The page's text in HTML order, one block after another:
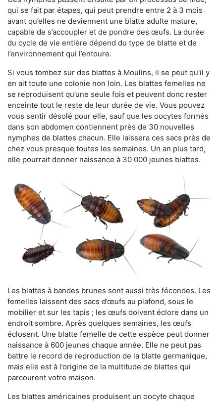
qui se fait par étapes, qui peut prendre entre 2 à 3 mois
avant qu’elles ne deviennent une blatte adulte mature,
capable de s’accoupler et de pondre des œufs. La durée
du cycle de vie entière dépend du type de blatte et de
l’environnement qui l’entoure.
Si vous tombez sur des blattes à Moulins, il se peut qu’il y
en ait toute une colonie non loin. Les blattes femelles ne
se reproduisent qu’une seule fois et peuvent donc rester
enceinte tout le reste de leur durée de vie. Vous pouvez
vous sentir désolé pour elle, sauf que les oocytes formés
dans son abdomen contiennent près de 30 nouvelles
nymphes de blattes chacun. Elle laissera ces sacs près de
chez vous presque toutes les semaines. Un an plus tard,
elle pourrait donner naissance à 30 000 jeunes blattes.
Les blattes à bandes brunes sont aussi très fécondes. Les
femelles laissent des sacs d’œufs au plafond, sous le
mobilier et sur les tapis ; les œufs doivent éclore dans un
endroit sombre. Après quelques semaines, les œufs
éclosent. Une blatte femelle de cette espèce peut donner
naissance à 600 jeunes chaque année. Elle ne peut pas
battre le record de reproduction de la blatte germanique,
mais elle est à l’origine de la multitude de blattes qui
parcourent votre maison.
Les blattes américaines produisent un oocyte chaque